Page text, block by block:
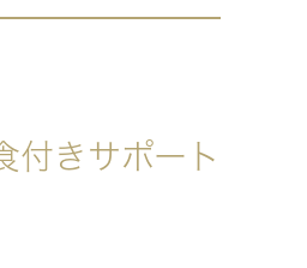
付きサポート